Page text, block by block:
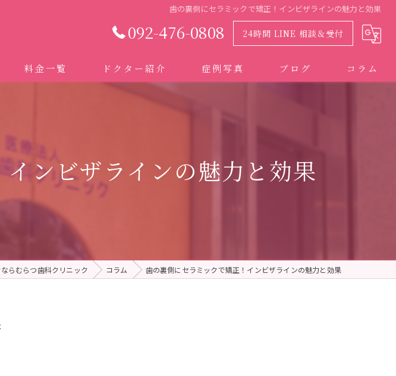
歯の裏側にセラミックで矯正！インビザラインの魅力と効果
092-476-0808 24時間 LINE 相談＆受付
）
ンライン歯臓ブラシ
料金一覧 ドクター紹介 症例写真 ブログ コラム
ンビザラインの魅力と効果
らむらつ歯科クリニック コラム 歯の裏側にセラミックで矯正！インビザラインの魅力と効果